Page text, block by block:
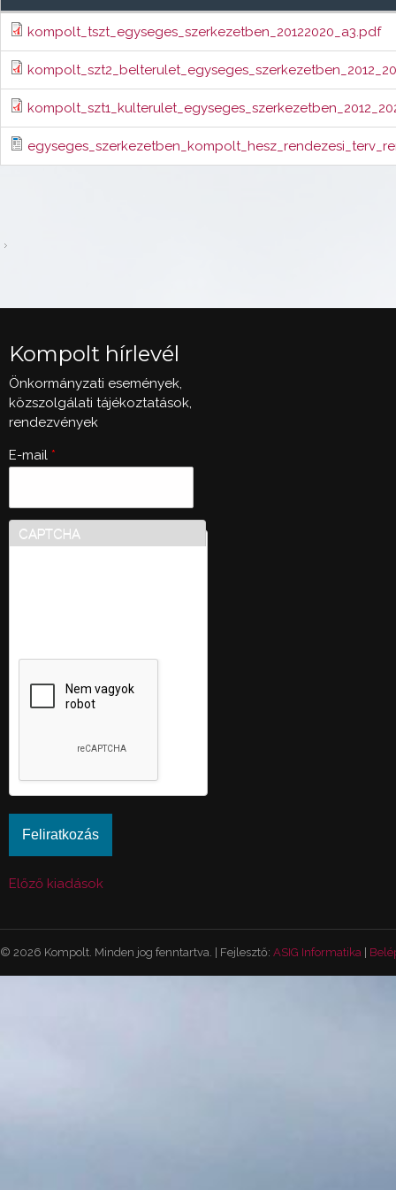
kompolt_tszt_egyseges_szerkezetben_20122020_a3.pdf
Kompolt hírlevél
Önkormányzati események,
közszolgálati tájékoztatások,
rendezvények
E-mail *
CAPTCHA
Előző kiadások
© 2026 Kompolt. Minden jog fenntartva. | Fejlesztő: ASIG Informatika |